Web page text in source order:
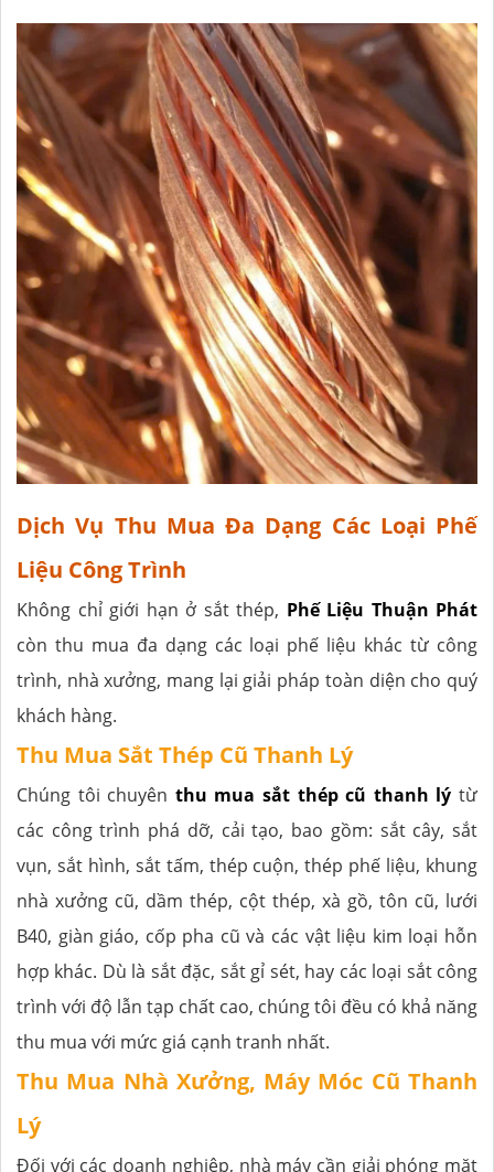
Dịch Vụ Thu Mua Đa Dạng Các Loại Phế
Liệu Công Trình
Không chỉ giới hạn ở sắt thép, Phế Liệu Thuận Phát
còn thu mua đa dạng các loại phế liệu khác từ công
trình, nhà xưởng, mang lại giải pháp toàn diện cho quý
khách hàng.
Thu Mua Sắt Thép Cũ Thanh Lý
Chúng tôi chuyên thu mua sắt thép cũ thanh lý từ
các công trình phá dỡ, cải tạo, bao gồm: sắt cây, sắt
vụn, sắt hình, sắt tấm, thép cuộn, thép phế liệu, khung
nhà xưởng cũ, dầm thép, cột thép, xà gồ, tôn cũ, lưới
B40, giàn giáo, cốp pha cũ và các vật liệu kim loại hỗn
hợp khác. Dù là sắt đặc, sắt gỉ sét, hay các loại sắt công
trình với độ lẫn tạp chất cao, chúng tôi đều có khả năng
thu mua với mức giá cạnh tranh nhất.
Thu Mua Nhà Xưởng, Máy Móc Cũ Thanh
Lý
Đối với các doanh nghiệp, nhà máy cần giải phóng mặt